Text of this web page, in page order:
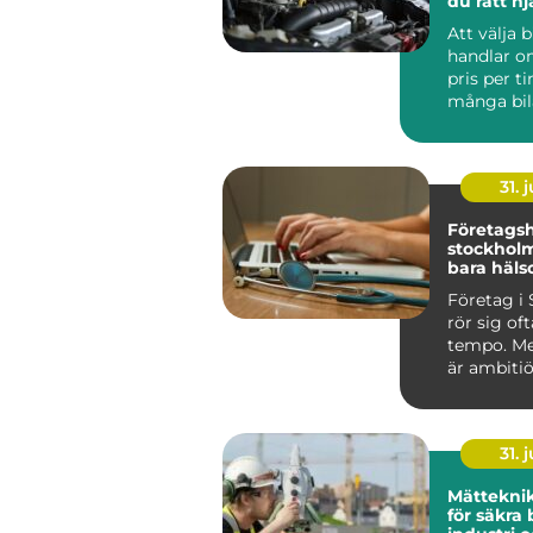
Att välja
handlar
pris per
många
sna...
31.
stockholm mer
bara
Företag i
rör sig
tempo.
är
vana vi...
31.
Mätteknik
för säkra